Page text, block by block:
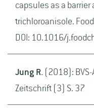
capsules as a
trichloroanisole.
DOI: 10.1016/
Jung R. (2018):
Zeitschrift (3) S. 37